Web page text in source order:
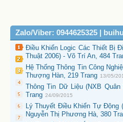
Zalo/Viber: 0944625325 |
Điều Khiển Logic Các Thiết Bị
Thuật 2006) - Võ Trí An, 484
Hệ Thống Thông Tin Công
Thượng Hàn, 219 Trang 13/05/
Thông Tin Dữ Liệu (NXB
Trang 24/09/2015
Lý Thuyết Điều Khiển Tự Động
Nguyễn Thị Phương Hà, 380